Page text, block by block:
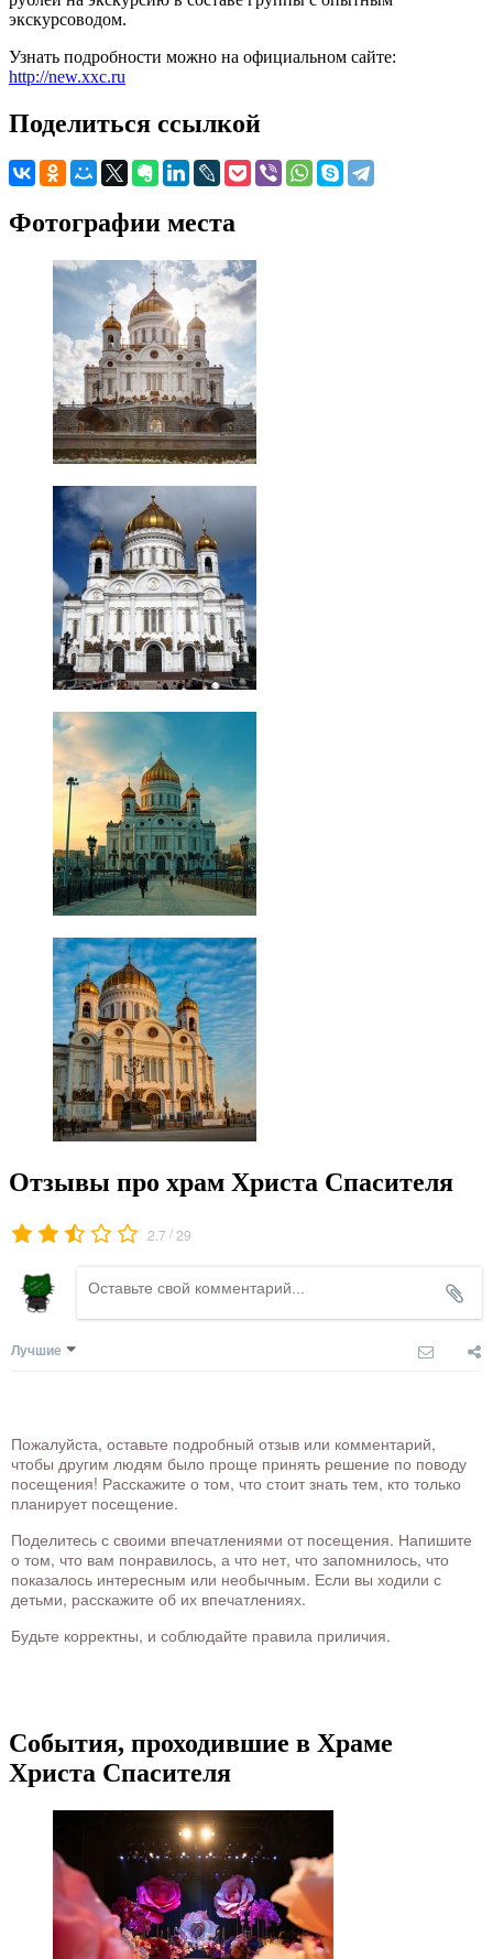
экскурсоводом.
Узнать подробности можно на официальном сайте:
http://new.xxc.ru
Поделиться ссылкой
Фотографии места
Отзывы про храм Христа Спасителя
2.7 /29
Лучшие
Пожалуйста, оставьте подробный отзыв или комментарий,
чтобы другим людям было проще принять решение по поводу
посещения! Расскажите о том, что стоит знать тем, кто только
планирует посещение.
Поделитесь с своими впечатлениями от посещения. Напишите
о том, что вам понравилось, а что нет, что запомнилось, что
показалось интересным или необычным. Если вы ходили с
детьми, расскажите об их впечатлениях.
Будьте корректны, и соблюдайте правила приличия.
События, проходившие в Храме
Христа Спасителя